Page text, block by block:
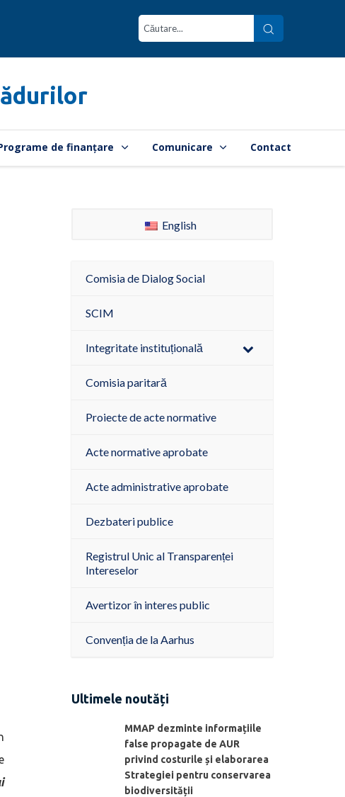
de finanțare Comunicare Contact
English
Comisia de Dialog Social
SCIM
Integritate instituțională
Comisia paritară
Proiecte de acte normative
Acte normative aprobate
Acte administrative aprobate
Dezbateri publice
Registrul Unic al Transparenței
Intereselor
Avertizor în interes public
Convenția de la Aarhus
Ultimele noutăți
MMAP dezminte informațiile
false propagate de AUR
privind costurile și elaborarea
Strategiei pentru conservarea
biodiversității